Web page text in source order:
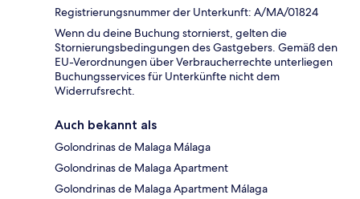
Registrierungsnummer der Unterkunft: A/MA/01824
Wenn du deine Buchung stornierst, gelten die
Stornierungsbedingungen des Gastgebers. Gemäß den
EU-Verordnungen über Verbraucherrechte unterliegen
Buchungsservices für Unterkünfte nicht dem
Widerrufsrecht.
Auch bekannt als
Golondrinas de Malaga Málaga
Golondrinas de Malaga Apartment
Golondrinas de Malaga Apartment Málaga